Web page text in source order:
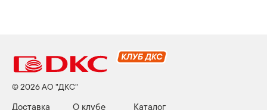
© 2026 АО "ДКС"
Доставка
О клубе
Каталог